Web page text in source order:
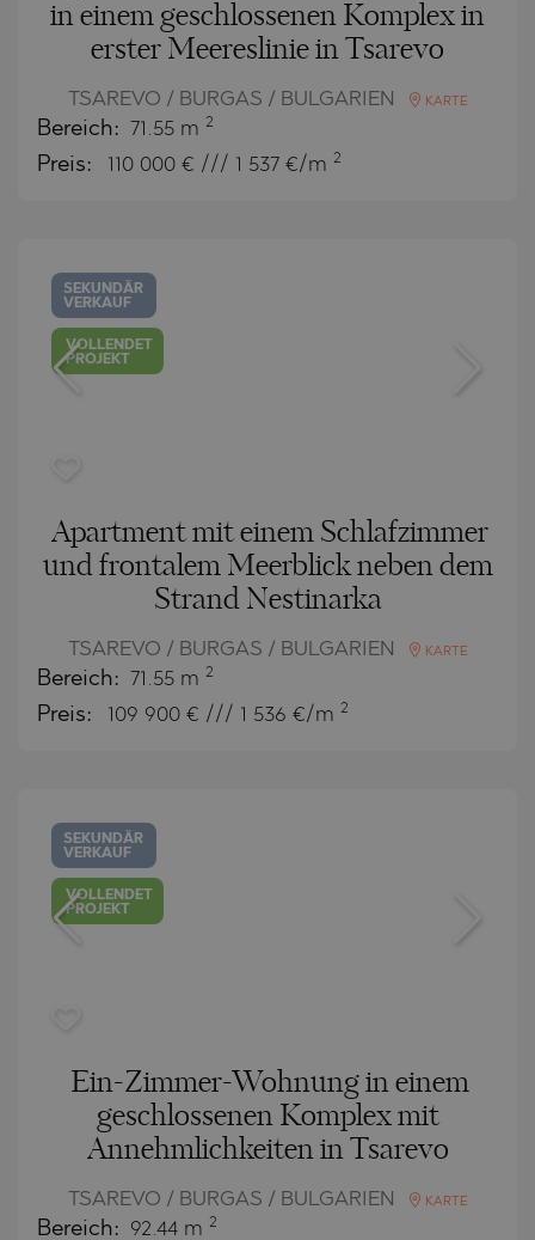
in einem geschlossenen Komplex in
erster Meereslinie in Tsarevo
TSAREVO / BURGAS / BULGARIEN KARTE
Bereich: 71.55 m 2
Preis: 110 000 € /// 1 537 €/m 2
SEKUNDÄR
VERKAUF
VOLLENDET
PROJEKT
Apartment mit einem Schlafzimmer
und frontalem Meerblick neben dem
Strand Nestinarka
TSAREVO / BURGAS / BULGARIEN KARTE
Bereich: 71.55 m 2
Preis: 109 900 € /// 1 536 €/m 2
SEKUNDÄR
VERKAUF
VOLLENDET
PROJEKT
Ein-Zimmer-Wohnung in einem
geschlossenen Komplex mit
Annehmlichkeiten in Tsarevo
TSAREVO / BURGAS / BULGARIEN KARTE
Bereich: 92.44 m 2